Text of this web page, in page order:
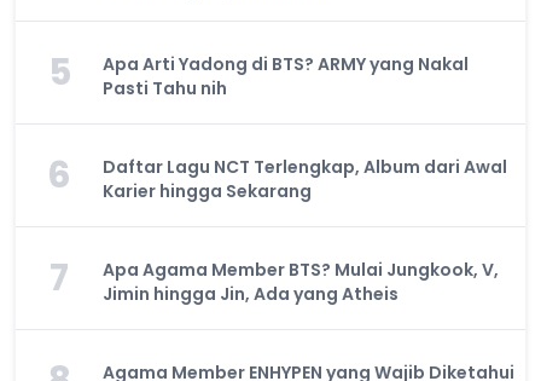
5
Apa Arti Yadong di BTS? ARMY yang Nakal
Pasti Tahu nih
6
Daftar Lagu NCT Terlengkap, Album dari Awal
Karier hingga Sekarang
7
Apa Agama Member BTS? Mulai Jungkook, V,
Jimin hingga Jin, Ada yang Atheis
Agama Member ENHYPEN yang Wajib Diketahui